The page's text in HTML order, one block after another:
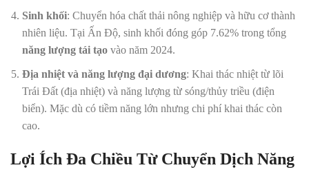
Sinh khối: Chuyển hóa chất thải nông nghiệp và hữu cơ thành
nhiên liệu. Tại Ấn Độ, sinh khối đóng góp 7.62% trong tổng
năng lượng tái tạo vào năm 2024.
Địa nhiệt và năng lượng đại dương: Khai thác nhiệt từ lõi
Trái Đất (địa nhiệt) và năng lượng từ sóng/thủy triều (điện
biển). Mặc dù có tiềm năng lớn nhưng chi phí khai thác còn
cao.
Lợi Ích Đa Chiều Từ Chuyển Dịch Năng